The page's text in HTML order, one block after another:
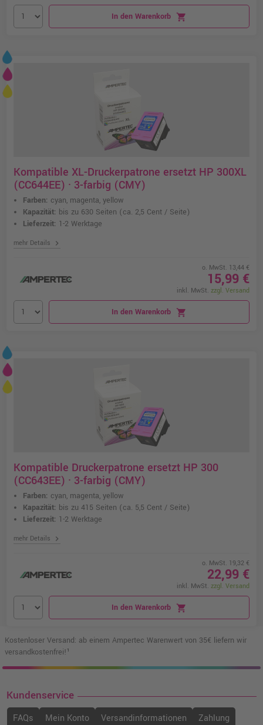
In den Warenkorb shopping_cart
Kompatible XL-Druckerpatrone ersetzt HP 300XL
(CC644EE) · 3-farbig (CMY)
Farben: cyan, magenta, yellow
Kapazität: bis zu 630 Seiten (ca. 2,5 Cent / Seite)
Lieferzeit: 1-2 Werktage
mehr Details chevron_right
o. MwSt. 13,44 €
15,99 €
inkl. MwSt. zzgl. Versand
In den Warenkorb shopping_cart
Kompatible Druckerpatrone ersetzt HP 300
(CC643EE) · 3-farbig (CMY)
Farben: cyan, magenta, yellow
Kapazität: bis zu 415 Seiten (ca. 5,5 Cent / Seite)
Lieferzeit: 1-2 Werktage
mehr Details chevron_right
o. MwSt. 19,32 €
22,99 €
inkl. MwSt. zzgl. Versand
In den Warenkorb shopping_cart
Kostenloser Versand: ab einem Ampertec Warenwert von 35€ liefern wir
versandkostenfrei!¹
Kundenservice
FAQs Mein Konto Versandinformationen
Zahlung